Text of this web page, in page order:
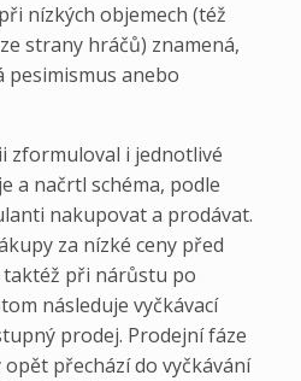
nízkých objemech (též
strany hráčů) znamená,
pesimismus anebo
zformuloval i jednotlivé
a načrtl schéma, podle
nakupovat a prodávat.
za nízké ceny před
při nárůstu po
následuje vyčkávací
prodej. Prodejní fáze
přechází do vyčkávání